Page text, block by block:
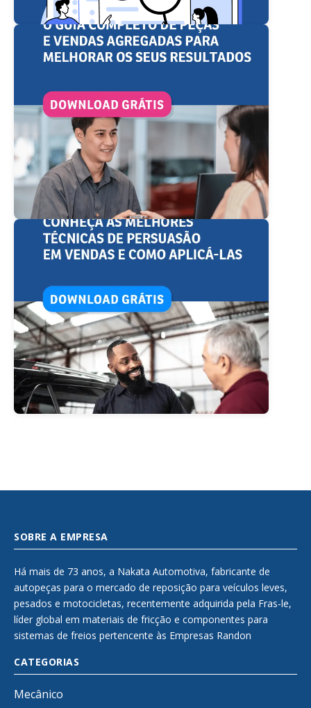
SOBRE A EMPRESA
Há mais de 73 anos, a Nakata Automotiva, fabricante de
autopeças para o mercado de reposição para veículos leves,
pesados e motocicletas, recentemente adquirida pela Fras-le,
líder global em materiais de fricção e componentes para
sistemas de freios pertencente às Empresas Randon
CATEGORIAS
Mecânico